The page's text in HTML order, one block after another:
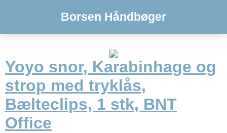
Borsen Håndbøger
Yoyo snor, Karabinhage og
strop med tryklås,
Bælteclips, 1 stk, BNT
Office